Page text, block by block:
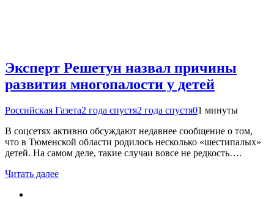
Эксперт Решетун назвал причины
развития многопалости у детей
Российская Газета2 года спустя2 года спустя01 минуты
В соцсетях активно обсуждают недавнее сообщение о том,
что в Тюменской области родилось несколько «шестипалых»
детей. На самом деле, такие случаи вовсе не редкость….
Читать далее